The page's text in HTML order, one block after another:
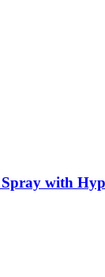
with